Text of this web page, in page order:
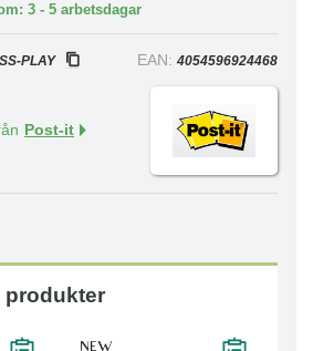
3 - 5 arbetsdagar
PLAY EAN: 4054596924468
Post-it
produkter